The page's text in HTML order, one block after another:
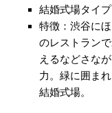
結婚式場タイ
特徴：渋谷に
のレストラン
えるなどさな
力。緑に囲ま
結婚式場。